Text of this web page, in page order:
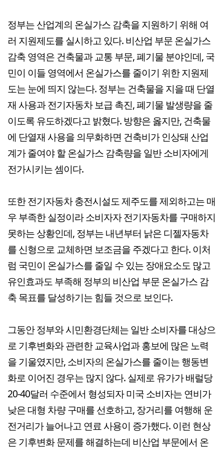
정부는 산업계의 온실가스 감축을 지원하기 위해 여
러 지원제도를 실시하고 있다. 비산업 부문 온실가스
감축 영역은 건축물과 교통 부문, 폐기물 분야인데, 국
민이 이들 영역에서 온실가스를 줄이기 위한 지원제
도는 눈에 띄지 않는다. 정부는 건축물을 지을 때 단열
재 사용과 전기자동차 보급 촉진, 폐기물 발생량을 줄
이도록 유도하겠다고 밝혔다. 방향은 옳지만, 건축물
에 단열재 사용을 의무화하면 건축비가 인상돼 산업
계가 줄여야 할 온실가스 감축량을 일반 소비자에게
전가시키는 셈이다.
또한 전기자동차 충전시설도 제주도를 제외하고는 매
우 부족한 실정이라 소비자자 전기자동차를 구매하지
못하는 상황인데, 정부는 내년부터 낡은 디젤자동차
를 신형으로 교체하면 보조금을 주겠다고 한다. 이처
럼 국민이 온실가스를 줄일 수 있는 장애요소도 많고
유인효과도 부족해 정부의 비산업 부문 온실가스 감
축 목표를 달성하기는 힘들 것으로 보인다.
그동안 정부와 시민환경단체는 일반 소비자를 대상으
로 기후변화와 관련한 교육사업과 홍보에 많은 노력
을 기울였지만, 소비자의 온실가스를 줄이는 행동변
화로 이어진 경우는 많지 않다. 실제로 유가가 배럴당
20-40달러 수준에서 형성되자 미국 소비자는 연비가
낮은 대형 차량 구매를 선호하고, 장거리를 여행해 운
전거리가 늘어나고 연료 사용이 증가했다. 이런 현상
은 기후변화 문제를 해결하는데 비산업 부문에서 온